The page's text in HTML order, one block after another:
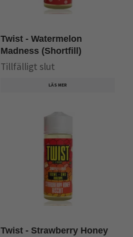
Twist - Watermelon
Madness (Shortfill)
Tillfälligt slut
LÄS MER
Twist - Strawberry Honey